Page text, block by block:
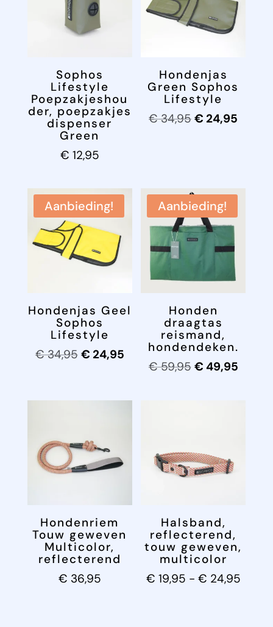
Sophos
Lifestyle
Poepzakjeshou
der, poepzakjes
dispenser
Green
€ 12,95
Hondenjas
Green Sophos
Lifestyle
€34,95 € 24,95
Aanbieding!
Hondenjas Geel
Sophos
Lifestyle
€34,95 Oorspronkelijke
€ 34,95.
€ 24,95Huidige
€ 24,95.
Aanbieding!
Honden
draagtas
reismand,
hondendeken.
€59,95 € 49,95
Hondenriem
Touw geweven
Multicolor,
reflecterend
€ 36,95
Halsband,
reflecterend,
touw geweven,
multicolor
€ 19,95 - € 24,95